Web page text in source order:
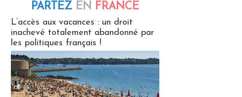
PARTEZ EN FRANCE
L’accès aux vacances : un droit
inachevé totalement abandonné par
les politiques français !